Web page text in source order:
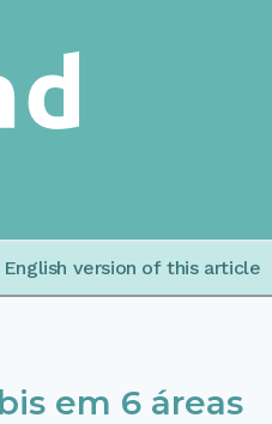
version of this article
em 6 áreas